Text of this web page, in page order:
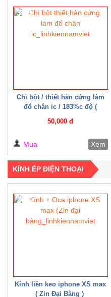
Chì bột / thiết hàn cứng làm
đổ chân ic / 183%c độ (
50,000 đ
33%
Mua Xem
KÍNH ÉP ĐIỆN THOẠI
Kính liền keo iphone XS max
( Zin Đại Bàng )
20%